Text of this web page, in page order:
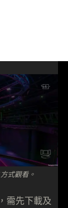
式觀看。
需先下載及